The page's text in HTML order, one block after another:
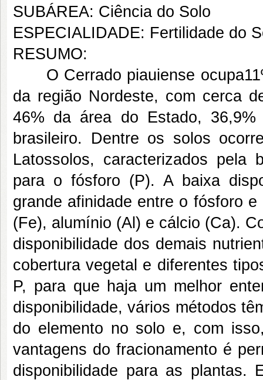
SUBÁREA: Ciência do Solo
ESPECIALIDADE: Fertilidade do
RESUMO:
O Cerrado piauiense
da região Nordeste, com cerca
46% da área do Estado,
brasileiro. Dentre os solos
Latossolos, caracterizados pela
para o fósforo (P). A baixa
grande afinidade entre o fósforo
(Fe), alumínio (Al) e cálcio (Ca).
disponibilidade dos demais
cobertura vegetal e diferentes
P, para que haja um melhor
disponibilidade, vários métodos
do elemento no solo e, com
vantagens do fracionamento é
disponibilidade para as plantas.